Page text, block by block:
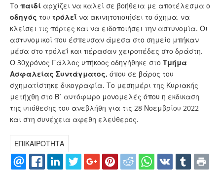
Το παιδί αρχίζει να καλεί σε βοήθεια με αποτέλεσμα ο
οδηγός του τρόλεΐ να ακινητοποιήσει το όχημα, να
κλείσει τις πόρτες και να ειδοποιήσει την αστυνομία. Οι
αστυνομικοί που έσπευσαν άμεσα στο σημείο μπήκαν
μέσα στο τρόλεΐ και πέρασαν χειροπέδες στο δράστη.
Ο 30χρόνος Γάλλος υπήκοος οδηγήθηκε στο Τμήμα
Ασφαλείας Συντάγματος, όπου σε βάρος του
σχηματίστηκε δικογραφία. Το μεσημέρι της Κυριακής
μετήχθη στο Β΄ αυτόφωρο μονομελές όπου η εκδικαση
της υπόθεσης του ανεβλήθη για τις 28 Νοεμβρίου 2022
και στη συνέχεια αφεθη ελεύθερος.
ΕΠΙΚΑΙΡΟΤΗΤΑ